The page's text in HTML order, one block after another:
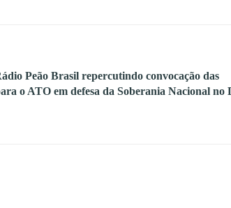
Peão Brasil repercutindo convocação das
o ATO em defesa da Soberania Nacional no